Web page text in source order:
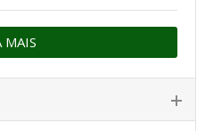
MAIS